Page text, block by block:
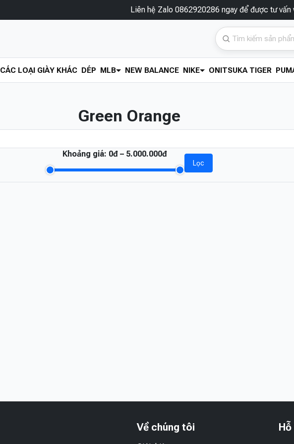
Liên hệ Zalo 0862920286 ngay để được tư vấn và
CÁC LOẠI GIÀY KHÁC DÉP MLB NEW BALANCE NIKE ONITSUKA TIGER
Green Orange
Khoảng giá: 0đ – 5.000.000đ
Lọc
Về chúng tôi